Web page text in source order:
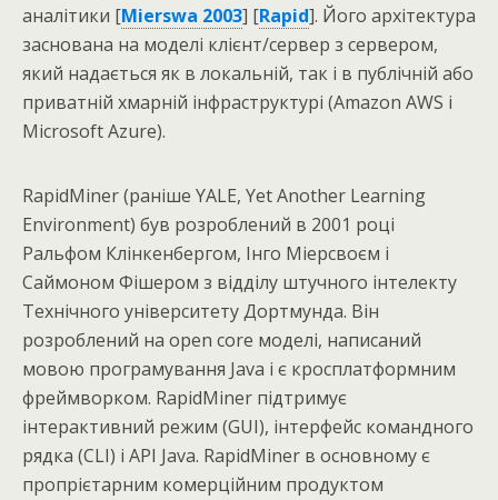
аналітики [Mierswa 2003] [Rapid]. Його архітектура
заснована на моделі клієнт/сервер з сервером,
який надається як в локальній, так і в публічній або
приватній хмарній інфраструктурі (Amazon AWS і
Microsoft Azure).
RapidMiner (раніше YALE, Yet Another Learning
Environment) був розроблений в 2001 році
Ральфом Клінкенбергом, Інго Міерсвоєм і
Саймоном Фішером з відділу штучного інтелекту
Технічного університету Дортмунда. Він
розроблений на open core моделі, написаний
мовою програмування Java і є кросплатформним
фреймворком. RapidMiner підтримує
інтерактивний режим (GUI), інтерфейс командного
рядка (CLI) і API Java. RapidMiner в основному є
пропрієтарним комерційним продуктом